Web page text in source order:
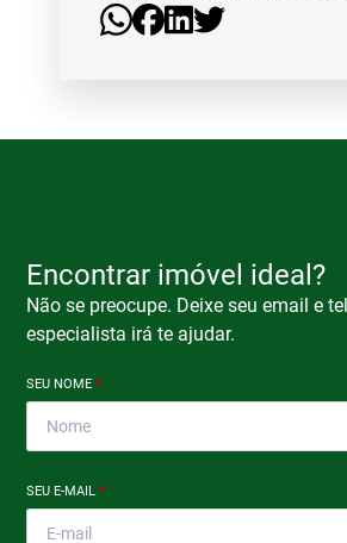
Encontrar imóvel ideal?
Não se preocupe. Deixe seu email e
especialista irá te ajudar.
SEU NOME*
SEU E-MAIL*